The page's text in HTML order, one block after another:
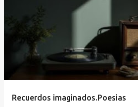
Recuerdos imaginados.Poesias